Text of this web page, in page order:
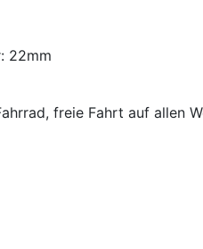
22mm
freie Fahrt auf allen